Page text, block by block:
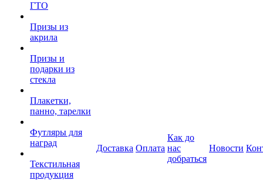
ГТО
Призы из
акрила
Призы и
подарки из
стекла
Плакетки,
панно, тарелки
Футляры для
наград
Текстильная
продукция
Доставка Оплата
Как до
нас
добраться
Новости